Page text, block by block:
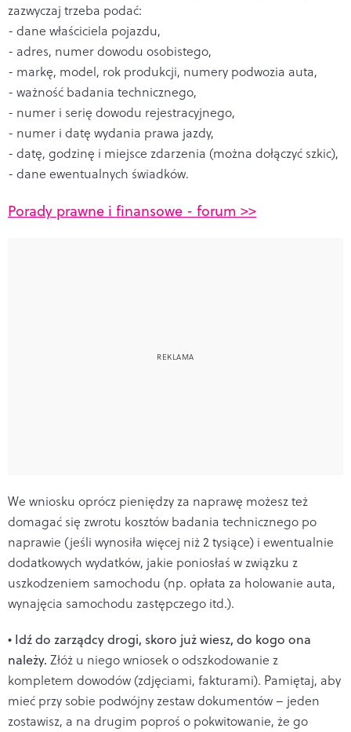
zazwyczaj trzeba podać:
- dane właściciela pojazdu,
- adres, numer dowodu osobistego,
- markę, model, rok produkcji, numery podwozia auta,
- ważność badania technicznego,
- numer i serię dowodu rejestracyjnego,
- numer i datę wydania prawa jazdy,
- datę, godzinę i miejsce zdarzenia (można dołączyć szkic),
- dane ewentualnych świadków.
Porady prawne i finansowe - forum >>
We wniosku oprócz pieniędzy za naprawę możesz też
domagać się zwrotu kosztów badania technicznego po
naprawie (jeśli wynosiła więcej niż 2 tysiące) i ewentualnie
dodatkowych wydatków, jakie poniosłaś w związku z
uszkodzeniem samochodu (np. opłata za holowanie auta,
wynajęcia samochodu zastępczego itd.).
• Idź do zarządcy drogi, skoro już wiesz, do kogo ona
należy. Złóż u niego wniosek o odszkodowanie z
kompletem dowodów (zdjęciami, fakturami). Pamiętaj, aby
mieć przy sobie podwójny zestaw dokumentów – jeden
zostawisz, a na drugim poproś o pokwitowanie, że go